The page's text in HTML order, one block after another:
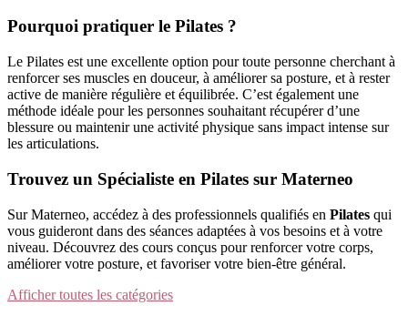
Pourquoi pratiquer le Pilates ?
Le Pilates est une excellente option pour toute personne cherchant à
renforcer ses muscles en douceur, à améliorer sa posture, et à rester
active de manière régulière et équilibrée. C’est également une
méthode idéale pour les personnes souhaitant récupérer d’une
blessure ou maintenir une activité physique sans impact intense sur
les articulations.
Trouvez un Spécialiste en Pilates sur Materneo
Sur Materneo, accédez à des professionnels qualifiés en Pilates qui
vous guideront dans des séances adaptées à vos besoins et à votre
niveau. Découvrez des cours conçus pour renforcer votre corps,
améliorer votre posture, et favoriser votre bien-être général.
Afficher toutes les catégories